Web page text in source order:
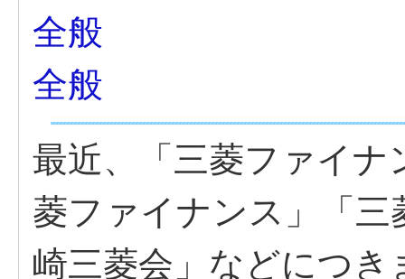
全般
全般
最近、「三菱ファイナ
菱ファイナンス」「
崎三菱会」などにつき